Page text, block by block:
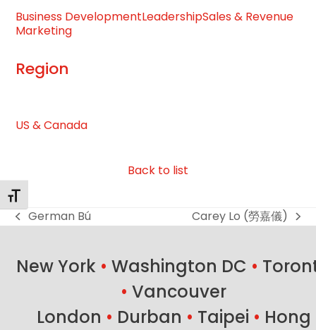
Alternar tamaño de letra
Business DevelopmentLeadershipSales & Revenue
Marketing
Region
US & Canada
Back to list
previous
German Bú
next
Carey Lo (勞嘉儀)
New York • Washington DC •
• Vancouver
London • Durban • Taipei • Hong